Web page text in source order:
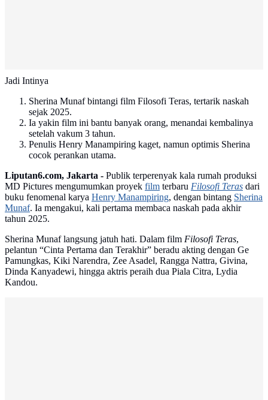
Jadi Intinya
Sherina Munaf bintangi film Filosofi Teras, tertarik naskah
sejak 2025.
Ia yakin film ini bantu banyak orang, menandai kembalinya
setelah vakum 3 tahun.
Penulis Henry Manampiring kaget, namun optimis Sherina
cocok perankan utama.
Liputan6.com, Jakarta - Publik terperenyak kala rumah produksi
MD Pictures mengumumkan proyek film terbaru Filosofi Teras dari
buku fenomenal karya Henry Manampiring, dengan bintang Sherina
Munaf. Ia mengakui, kali pertama membaca naskah pada akhir
tahun 2025.
Sherina Munaf langsung jatuh hati. Dalam film Filosofi Teras,
pelantun “Cinta Pertama dan Terakhir” beradu akting dengan Ge
Pamungkas, Kiki Narendra, Zee Asadel, Rangga Nattra, Givina,
Dinda Kanyadewi, hingga aktris peraih dua Piala Citra, Lydia
Kandou.